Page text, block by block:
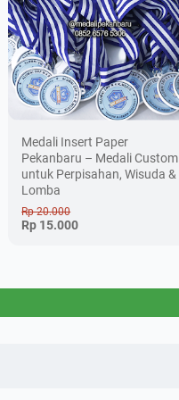
Medali Insert Paper
Pekanbaru – Medali Custom
untuk Perpisahan, Wisuda &
Lomba
Rp 20.000
Rp 15.000